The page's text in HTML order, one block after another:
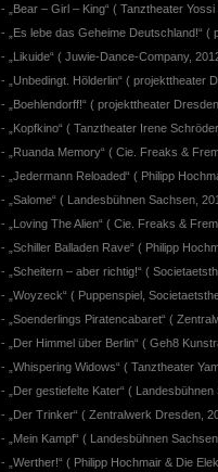
- „Bear – Girl – King“ ( Tanztheater
- „Es lebe das Geheime Deutschland!“ (
- „Likuide“ ( Juwie-Dance-Company,
- „Unbedingt. Hölderlin“ ( projekttheater
- „Boehlendorff!“ ( projekttheater
- „Kopfkino“ ( Tanztheater Irene
- „Ruanda Memory“ ( Cie. Freaks &
- „Jedermann Reloaded“ ( Philipp
- „Salome“ ( Landesbühnen Sachsen,
- „Loving The Alien“ ( Cie. Freaks &
- „Schiller Balladen Rave“ ( Philipp
- „Scheitern – aber richtig!“ (
- „Woyzeck“ ( Puppenspiel,
- „Soenderlings Piratencabaret“ (
- „Der Himmel über Berlin“ ( Geh8
- „Whispering Widows“ ( Tanztheater
- „Der gestiefelte Kater“ (
- „Der Trinker“ ( Zentralwerk Dresden,
- „Mein Kampf“ ( Landesbühnen
- „Werther!“ ( Philipp Hochmair & Die